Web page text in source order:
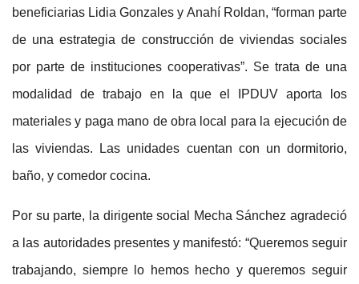
beneficiarias Lidia Gonzales y Anahí Roldan, “forman parte
de una estrategia de construcción de viviendas sociales
por parte de instituciones cooperativas”. Se trata de una
modalidad de trabajo en la que el IPDUV aporta los
materiales y paga mano de obra local para la ejecución de
las viviendas. Las unidades cuentan con un dormitorio,
baño, y comedor cocina.
Por su parte, la dirigente social Mecha Sánchez agradeció
a las autoridades presentes y manifestó: “Queremos seguir
trabajando, siempre lo hemos hecho y queremos seguir